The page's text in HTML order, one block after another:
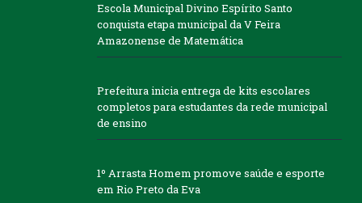
Escola Municipal Divino Espírito Santo
conquista etapa municipal da V Feira
Amazonense de Matemática
Prefeitura inicia entrega de kits escolares
completos para estudantes da rede municipal
de ensino
1º Arrasta Homem promove saúde e esporte
em Rio Preto da Eva